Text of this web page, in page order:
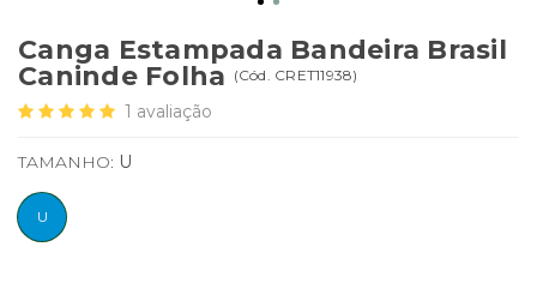
Canga Estampada Bandeira Brasil
Caninde Folha (Cód. CRET11938)
1 avaliação
TAMANHO: U
U